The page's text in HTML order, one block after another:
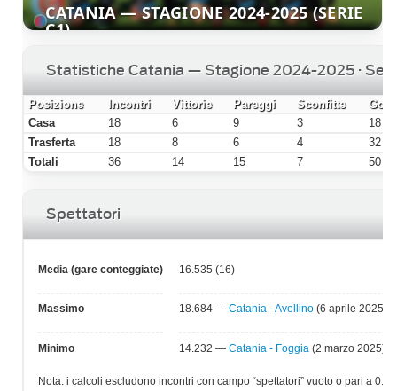
CATANIA — STAGIONE 2024-2025 (SERIE
C1)
Statistiche Catania — Stagione 2024-2025 ·
Posizione Incontri Vittorie Pareggi Sconfitte
Gol
Casa
18 6 9 3
18
Trasferta
18 8 6 4
32
Totali
36 14 15 7 50
Spettatori
Media (gare conteggiate) 16.535 (16)
Massimo 18.684 — Catania - Avellino (6 aprile 2025)
Minimo 14.232 — Catania - Foggia (2 marzo 2025)
Nota: i calcoli escludono incontri con campo “spettatori” vuoto o pari a 0.